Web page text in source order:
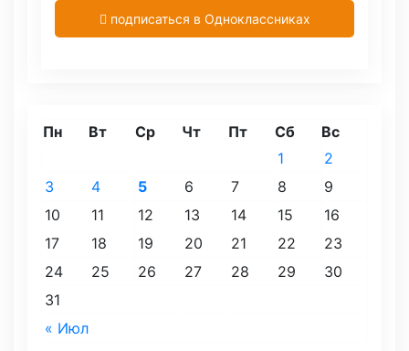
подписаться в Одноклассниках
Пн Вт Ср Чт Пт Сб Вс
« Июл
1
2
3
4 5 6 7 8
9
10
11 12 13 14 15
16
17
18 19 20 21 22
23
24
25 26 27 28 29
30
31